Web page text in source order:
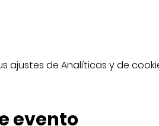
ajustes de Analíticas y de
evento